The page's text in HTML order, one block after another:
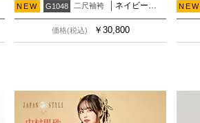
NEW G1048 二尺袖袴 ネイビー セキチク
価格(税込) ￥ 30,800
NEW